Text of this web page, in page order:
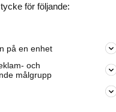
för följande:
på en enhet
och
målgrupp